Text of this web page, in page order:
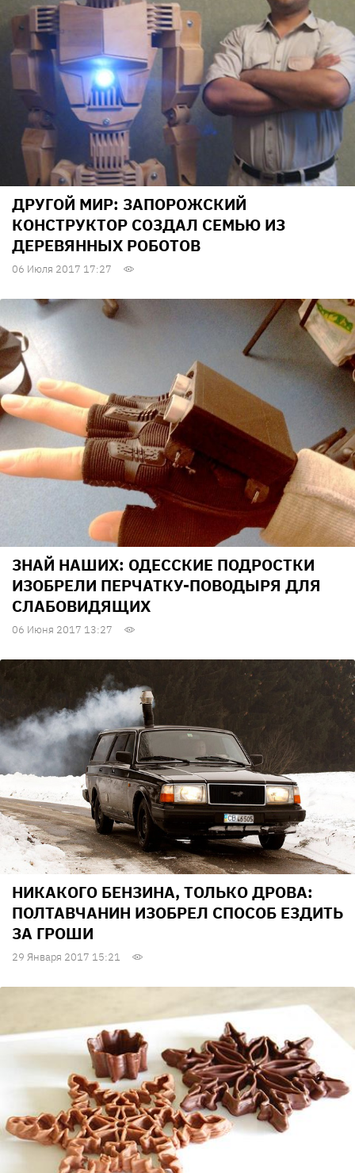
ДРУГОЙ МИР: ЗАПОРОЖСКИЙ
КОНСТРУКТОР СОЗДАЛ СЕМЬЮ ИЗ
ДЕРЕВЯННЫХ РОБОТОВ
06 Июля 2017 17:27
ЗНАЙ НАШИХ: ОДЕССКИЕ ПОДРОСТКИ
ИЗОБРЕЛИ ПЕРЧАТКУ-ПОВОДЫРЯ ДЛЯ
СЛАБОВИДЯЩИХ
06 Июня 2017 13:27
НИКАКОГО БЕНЗИНА, ТОЛЬКО ДРОВА:
ПОЛТАВЧАНИН ИЗОБРЕЛ СПОСОБ ЕЗДИТЬ
ЗА ГРОШИ
29 Января 2017 15:21